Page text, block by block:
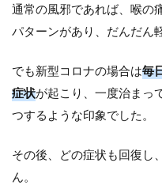
通常の風邪であれば、喉
パターンがあり、だんだん
でも新型コロナの場合は毎
症状が起こり、一度治まっ
つするような印象でした。
その後、どの症状も回復し
ん。